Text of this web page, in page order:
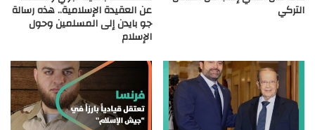
التركي عن العقيدة الإسلامية.. هذه رسالة
جو بايدن إلى المسلمين وحول
الإسلام